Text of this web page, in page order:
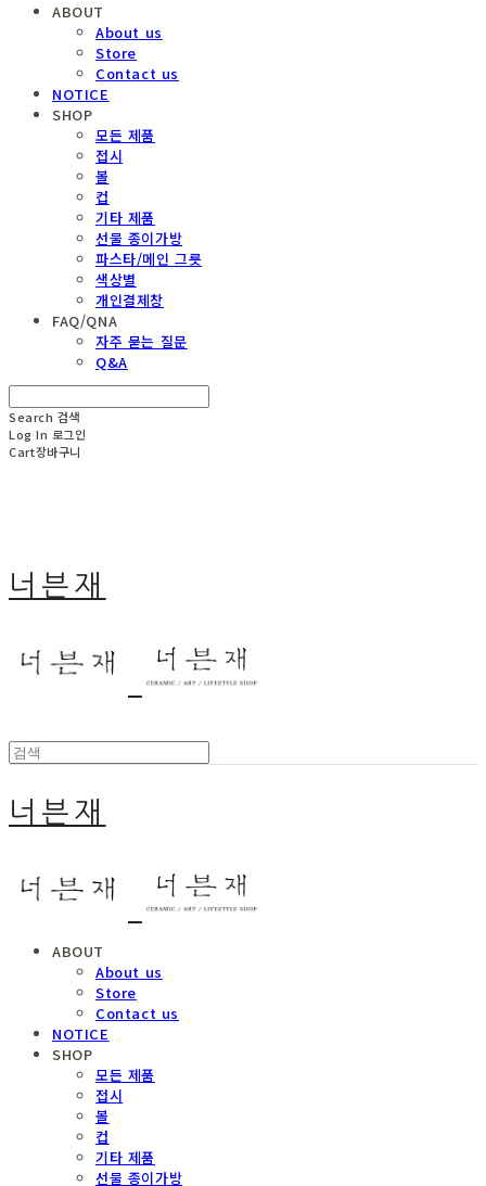
ABOUT
About us
Store
Contact us
NOTICE
SHOP
모든 제품
접시
볼
컵
기타 제품
선물 종이가방
파스타/메인 그릇
색상별
개인결제창
FAQ/QNA
자주 묻는 질문
Q&A
Search 검색
Log In 로그인
Cart장바구니
너븐재
너븐재
ABOUT
About us
Store
Contact us
NOTICE
SHOP
모든 제품
접시
볼
컵
기타 제품
선물 종이가방